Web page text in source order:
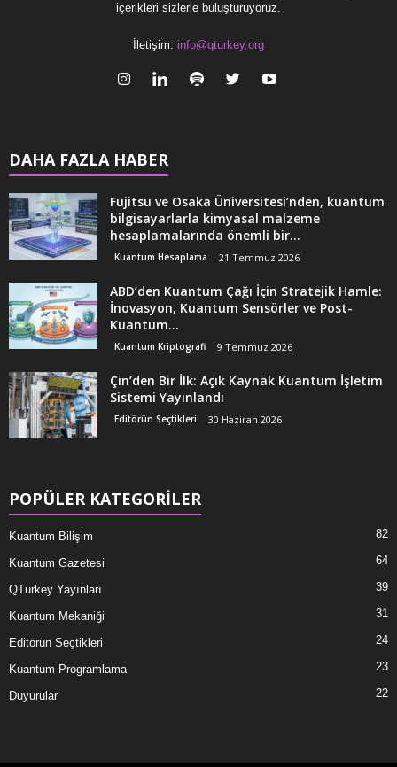
içerikleri sizlerle buluşturuyoruz.
İletişim: info@qturkey.org
DAHA FAZLA HABER
Fujitsu ve Osaka Üniversitesi’nden, kuantum
bilgisayarlarla kimyasal malzeme
hesaplamalarında önemli bir...
Kuantum Hesaplama 21 Temmuz 2026
ABD’den Kuantum Çağı İçin Stratejik Hamle:
İnovasyon, Kuantum Sensörler ve Post-
Kuantum...
Kuantum Kriptografi 9 Temmuz 2026
Çin’den Bir İlk: Açık Kaynak Kuantum İşletim
Sistemi Yayınlandı
Editörün Seçtikleri 30 Haziran 2026
POPÜLER KATEGORİLER
Kuantum Bilişim 82
Kuantum Gazetesi 64
QTurkey Yayınları 39
Kuantum Mekaniği 31
Editörün Seçtikleri 24
Kuantum Programlama 23
Duyurular 22